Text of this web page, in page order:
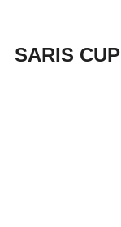
SARIS CUP